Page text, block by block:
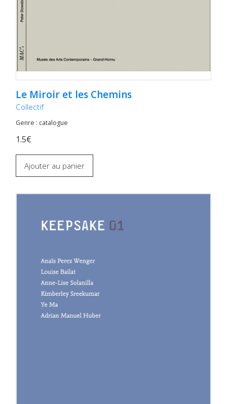
Le Miroir et les Chemins
Collectif
Genre : catalogue
1.5€
Ajouter au panier